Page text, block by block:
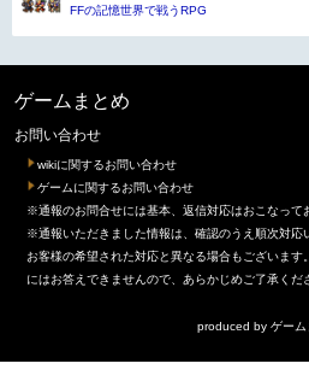
FFの記憶世界で戦うRPG
ゲームまとめ
お問い合わせ
wikiに関するお問い合わせ
ゲームに関するお問い合わせ
※通報のお問合せには基本、返信対応はおこなって
※通報いただきました情報は、確認のうえ順次対応
お客様の希望された対応と異なる場合もございま
にはお答えできませんので、あらかじめご了承くだ
produced by ゲーム